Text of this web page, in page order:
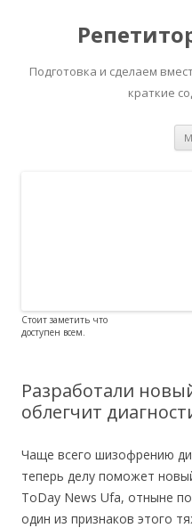
Подготовка и сделаем
краткие
Стоит заметить что
доступен всем.
Разработали
облегчит
Чаще всего шизофрению
теперь делу поможет
ToDay News Ufa, отныне
один из признаков этого